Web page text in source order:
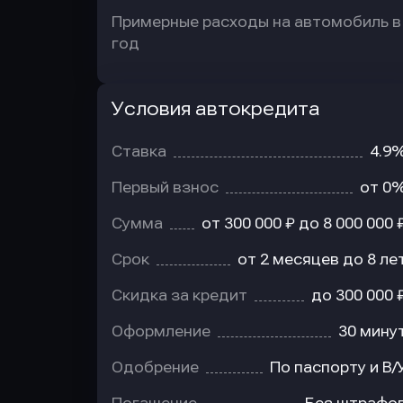
Примерные расходы на автомобиль в
год
Условия автокредита
Ставка
Первый взнос от
Сумма от 300 000 ₽ до 8 000 000
Срок от 2 месяцев до 8
Скидка за кредит до 300 000
Оформление 30
Одобрение По паспорту и В/